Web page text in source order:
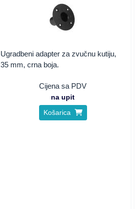
Ugradbeni adapter za zvučnu kutiju,
35 mm, crna boja.
Cijena sa PDV
na upit
Košarica